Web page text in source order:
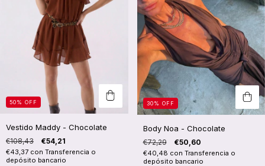
50% OFF
Vestido Maddy - Chocolate
€108,43 €54,21
€43,37 con Transferencia o
depósito bancario
30% OFF
Body Noa - Chocolate
€72,29 €50,60
€40,48 con Transferencia o
depósito bancario